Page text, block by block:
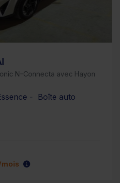
N-Connecta avec Hayon
- Boîte auto
mois